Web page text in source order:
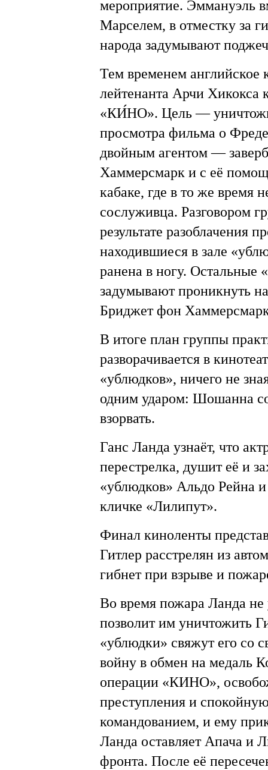
мероприятие. Эммануэль
Марселем, в отместку за
народа задумывают
Тем временем английское
лейтенанта Арчи Хикокса
«КИ́НО». Цель —
просмотра фильма о
двойным агентом —
Хаммерсмарк и с её
кабаке, где в то же время
сослуживца. Разговором
результате разоблачения
находившиеся в зале
ранена в ногу.
задумывают проникнуть
Бриджет фон
В итоге план группы
разворачивается в
«ублюдков», ничего не
одним ударом: Шошанна
взорвать.
Ганс Ланда узнаёт, что
перестрелка, душит её и
«ублюдков» Альдо Рейна
кличке «Лилипут».
Финал киноленты
Гитлер расстрелян из
гибнет при взрыве и
Во время пожара Ланда не
позволит им уничтожить
«ублюдки» свяжут его со
войну в обмен на медаль
операции «КИНО»,
преступления и
командованием, и ему
Ланда оставляет Апача и
фронта. После её